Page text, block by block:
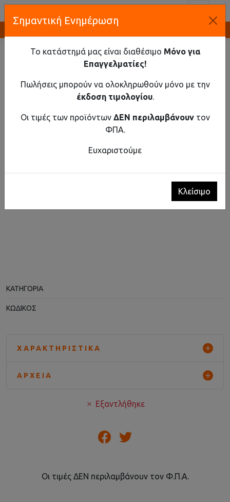
ΑΡΧΙΚΉ
ΔΙΑΧΕΊΡΙΣΗ ΡΕΥΣΤΏΝ
ΑΝΤΛΊΕΣ ΥΓΙΕΙΝΟΎ ΤΎΠΟΥ
ΑΝΤΛΊΑ ΥΓΙΕΙΝΟΎ ΤΎΠΟΥ SANIBO B
ΚΑΤΗΓΟΡΊΑ
ΚΩΔΙΚΌΣ
ΧΑΡΑΚΤΗΡΙΣΤΙΚΆ
ΑΡΧΕΊΑ
Εξαντλήθηκε
Οι τιμές ΔΕΝ περιλαμβάνουν τον Φ.Π.Α.
Σημαντική Ενημέρωση
Το κατάστημά μας είναι διαθέσιμο Μόνο για
Επαγγελματίες!
Πωλήσεις μπορούν να ολοκληρωθούν μόνο με την
έκδοση τιμολογίου.
Οι τιμές των προϊόντων ΔΕΝ περιλαμβάνουντον
ΦΠΑ.
Ευχαριστούμε
Κλείσιμο